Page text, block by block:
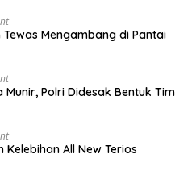
Tewas Mengambang di Pantai
Munir, Polri Didesak Bentuk Tim
All New Terios